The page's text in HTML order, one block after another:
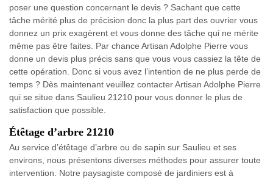
poser une question concernant le devis ? Sachant que cette
tâche mérité plus de précision donc la plus part des ouvrier vous
donnez un prix exagèrent et vous donne des tâche qui ne mérite
même pas être faites. Par chance Artisan Adolphe Pierre vous
donne un devis plus précis sans que vous vous cassiez la tête de
cette opération. Donc si vous avez l’intention de ne plus perde de
temps ? Dès maintenant veuillez contacter Artisan Adolphe Pierre
qui se situe dans Saulieu 21210 pour vous donner le plus de
satisfaction que possible.
Étêtage d’arbre 21210
Au service d’étêtage d’arbre ou de sapin sur Saulieu et ses
environs, nous présentons diverses méthodes pour assurer toute
intervention. Notre paysagiste composé de jardiniers est à